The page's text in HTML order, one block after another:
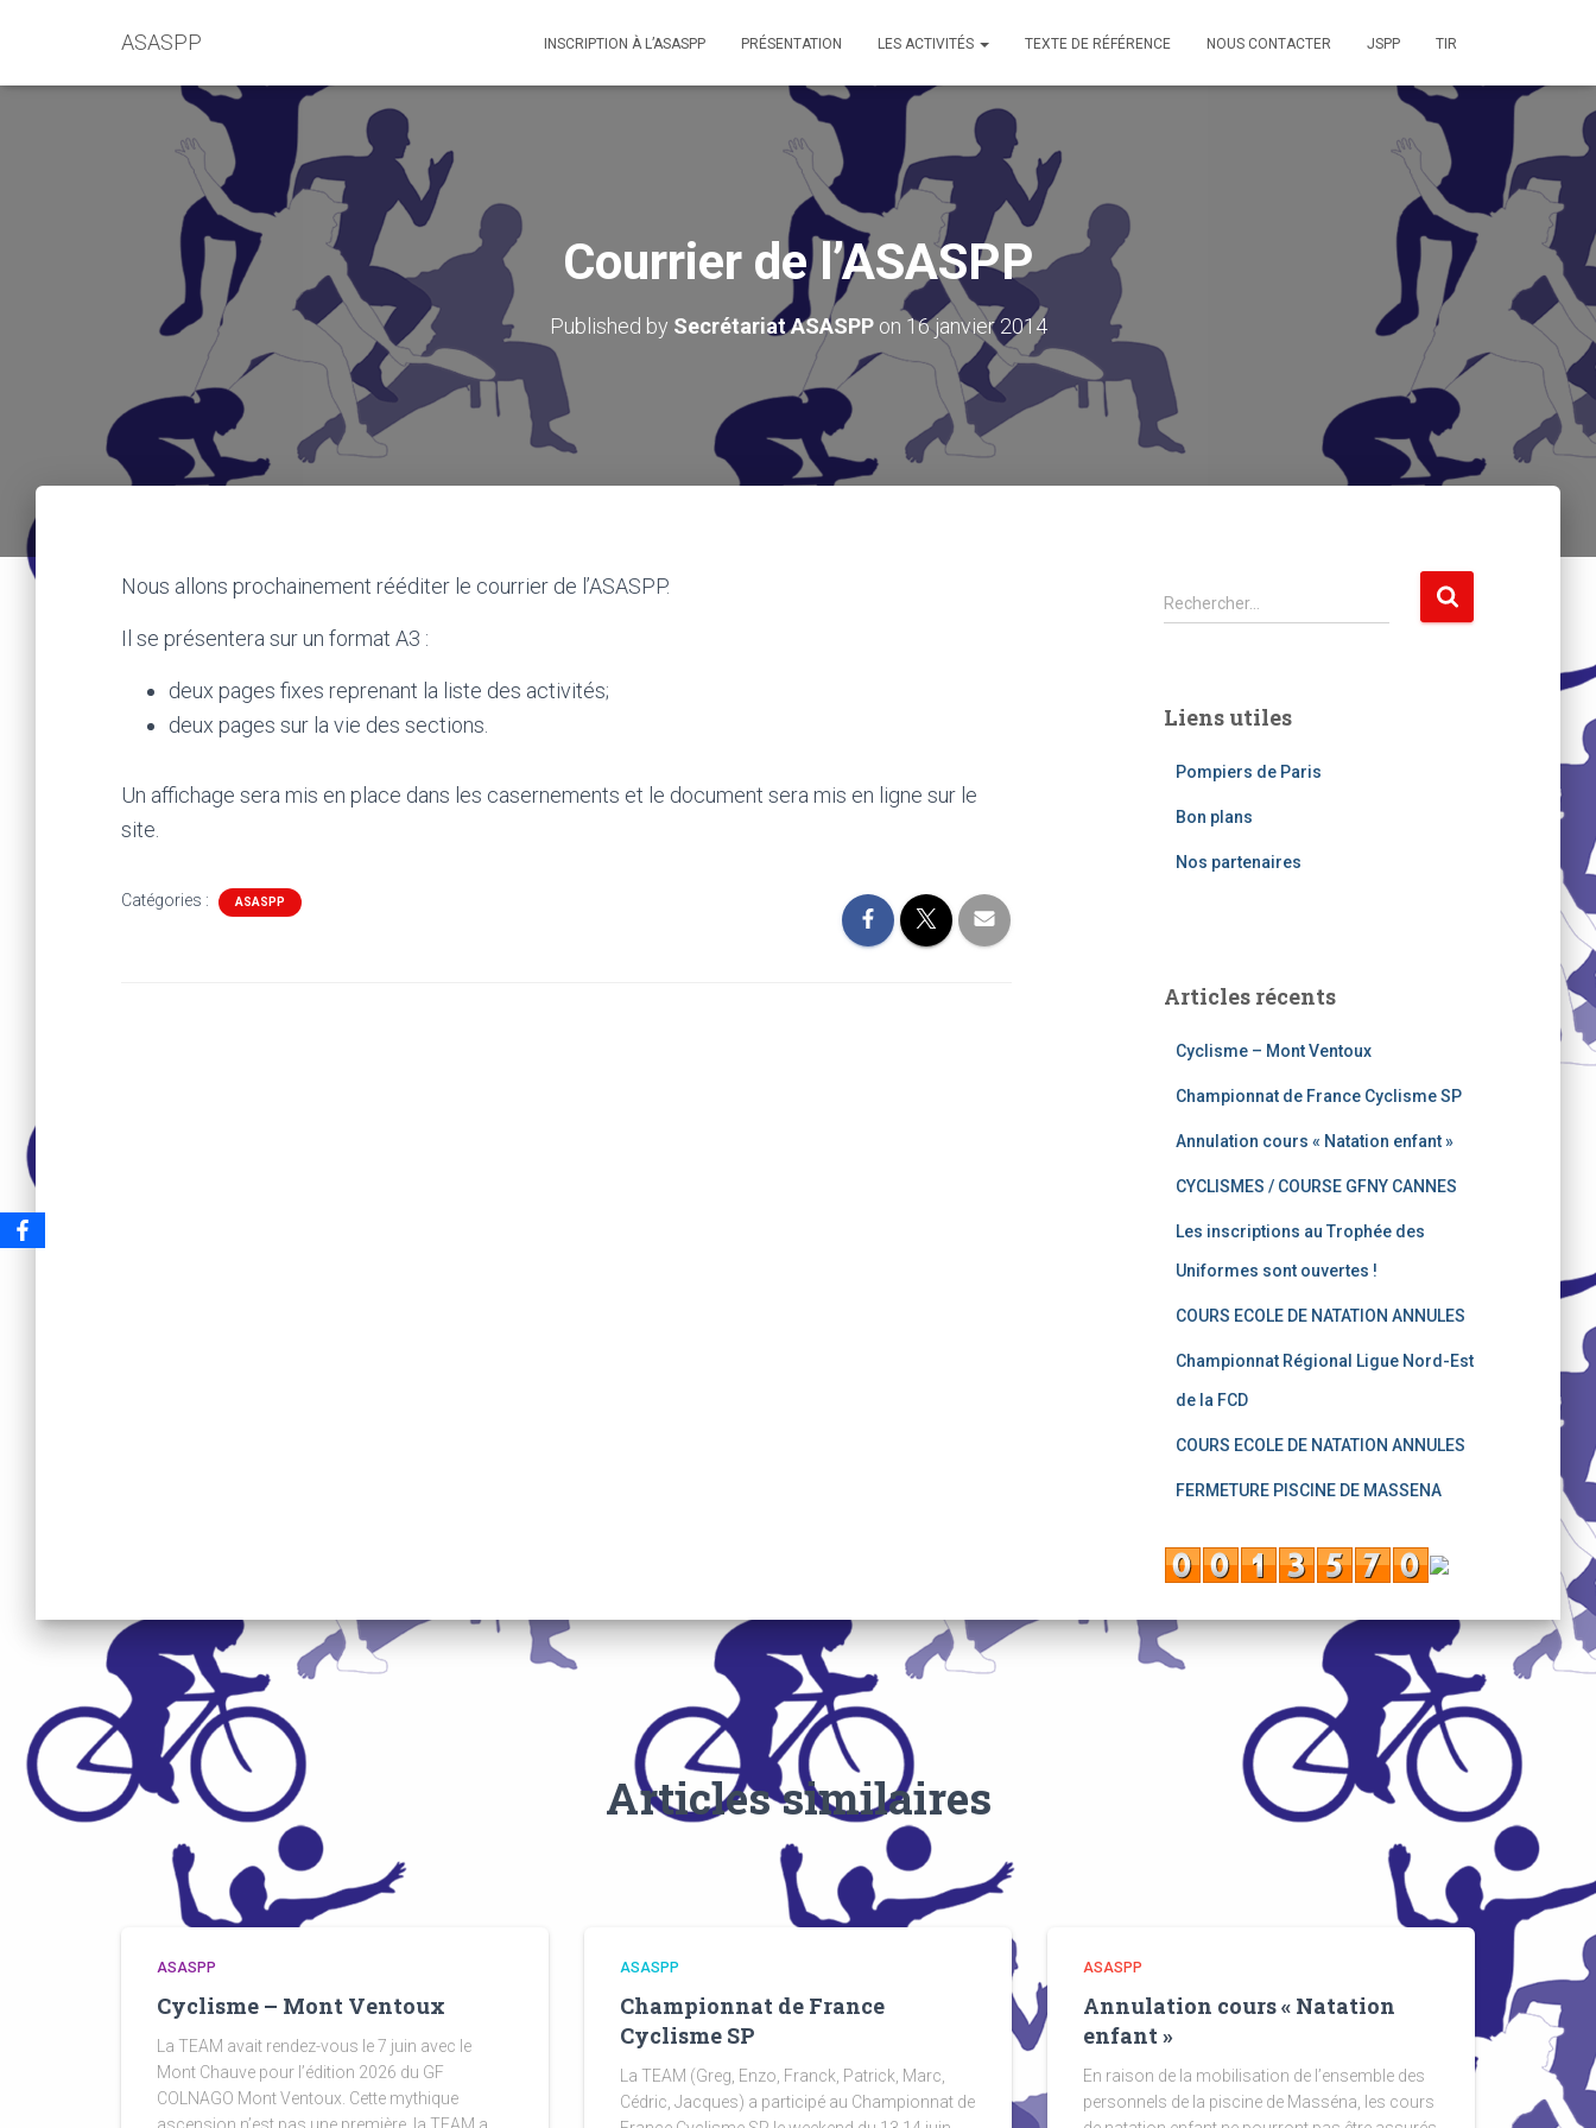
ASASPP INSCRIPTION À L’ASASPP PRÉSENTATION LES ACTIVITÉS TEXTE DE RÉFÉRENCE NOUS CONTACTER JSPP TIR
Courrier de l’ASASPP
Published by Secrétariat ASASPPon 16 janvier 2014
Nous allons prochainement rééditer le courrier de l’ASASPP.
Il se présentera sur un format A3 :
deux pages fixes reprenant la liste des activités;
deux pages sur la vie des sections.
Un affichage sera mis en place dans les casernements et le document sera mis en ligne sur le
site.
Catégories : ASASPP
R
e
r
Rechercher…
Liens utiles
Pompiers de Paris
Bon plans
Nos partenaires
Articles récents
Cyclisme – Mont Ventoux
Championnat de France Cyclisme SP
Annulation cours « Natation enfant »
CYCLISMES / COURSE GFNY CANNES
Les inscriptions au Trophée des
Uniformes sont ouvertes !
COURS ECOLE DE NATATION ANNULES
Championnat Régional Ligue Nord-Est
de la FCD
COURS ECOLE DE NATATION ANNULES
FERMETURE PISCINE DE MASSENA
Articles similaires
ASASPP
Cyclisme – Mont Ventoux
La TEAM avait rendez-vous le 7 juin avec le
Mont Chauve pour l’édition 2026 du GF
COLNAGO Mont Ventoux. Cette mythique
ASASPP
Championnat de France
Cyclisme SP
La TEAM (Greg, Enzo, Franck, Patrick, Marc,
Cédric, Jacques) a participé au Championnat de
ASASPP
Annulation cours « Natation
enfant »
En raison de la mobilisation de l’ensemble des
personnels de la piscine de Masséna, les cours